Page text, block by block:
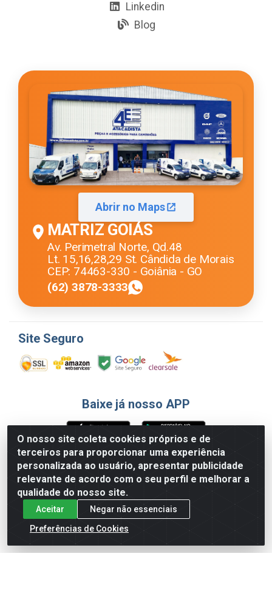
O nosso site coleta cookies próprios e de
terceiros para proporcionar uma experiência
personalizada ao usuário, apresentar publicidade
relevante de acordo com o seu perfil e melhorar a
qualidade do nosso site.
Aceitar
Negar não essenciais
Preferências de Cookies
Linkedin
Blog
Abrir no Maps
MATRIZ GOIÁS
Av. Perimetral Norte, Qd.48
Lt. 15,16,28,29 St. Cândida de Morais
CEP: 74463-330 - Goiânia - GO
(62) 3878-3333
Site Seguro
Baixe já nosso APP
Formas de Pagamento